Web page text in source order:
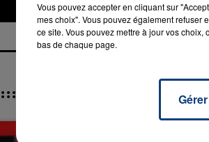
Vous pouvez accepter en cliquant sur
mes choix". Vous pouvez également refuser
ce site. Vous pouvez mettre à jour vos
bas de chaque page.